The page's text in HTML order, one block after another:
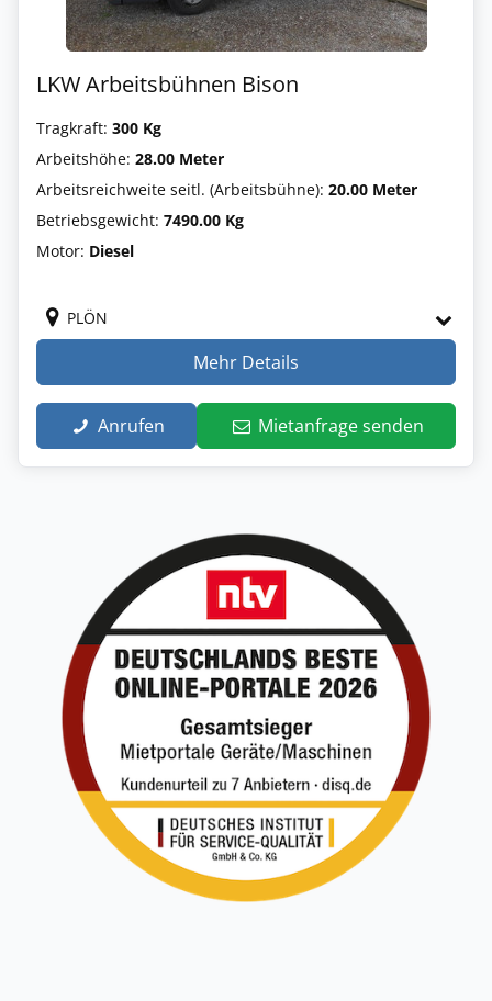
LKW Arbeitsbühnen Bison
Tragkraft: 300 Kg
Arbeitshöhe: 28.00 Meter
Arbeitsreichweite seitl. (Arbeitsbühne): 20.00 Meter
Betriebsgewicht: 7490.00 Kg
Motor: Diesel
PLÖN
Mehr Details
Anrufen Mietanfrage senden